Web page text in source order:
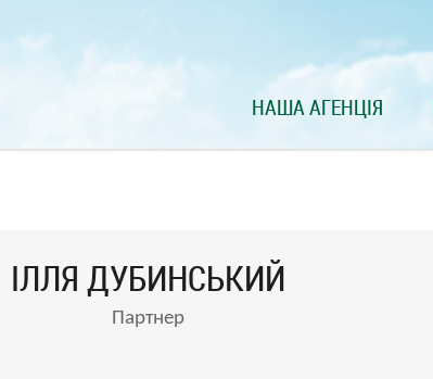
НАША АГЕНЦІЯ
ІЛЛЯ ДУБИНСЬКИЙ
Партнер